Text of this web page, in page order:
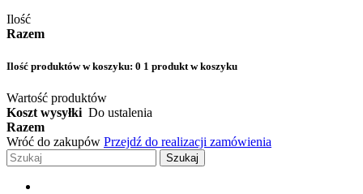
Ilość
Razem
Ilość produktów w koszyku: 0 1 produkt w koszyku
Wartość produktów
Koszt wysyłki Do ustalenia
Razem
Wróć do zakupów Przejdź do realizacji zamówienia
Szukaj